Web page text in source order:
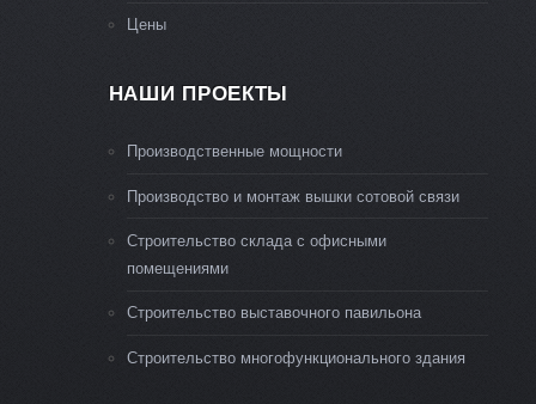
Цены
НАШИ ПРОЕКТЫ
Производственные мощности
Производство и монтаж вышки сотовой связи
Строительство склада с офисными
помещениями
Строительство выставочного павильона
Строительство многофункционального здания